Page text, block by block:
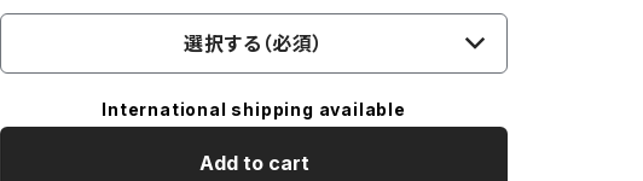
選択する（必須）
International shipping available
Add to cart